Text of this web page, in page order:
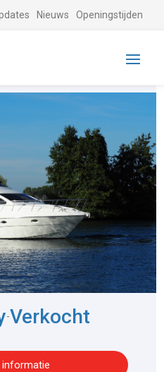
Nieuws Openingstijden
-Verkocht
informatie